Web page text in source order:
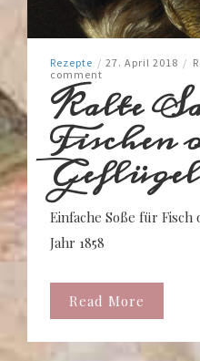
Rezepte / 27. April 2018 /
comment
Kalte
Fischen
Geflügel
Einfache Soße für
Jahr 1858
Read More